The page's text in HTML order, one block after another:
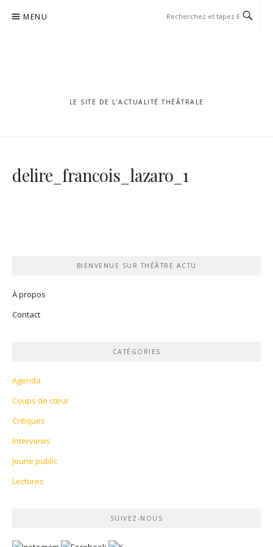
MENU
LE SITE DE L’ACTUALITÉ THÉÂTRALE
delire_francois_lazaro_1
BIENVENUE SUR THÉÂTRE ACTU
À propos
Contact
CATÉGORIES
Agenda
Coups de cœur
Critiques
Interviews
Jeune public
Lectures
SUIVEZ-NOUS